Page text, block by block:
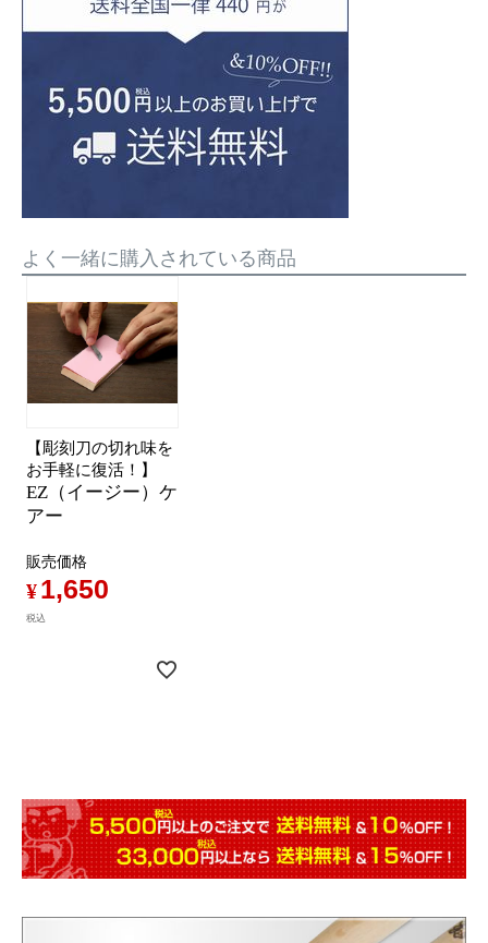
よく一緒に購入されている商品
【彫刻刀の切れ味を
お手軽に復活！】
EZ（イージー）ケ
アー
販売価格
¥1,650
税込